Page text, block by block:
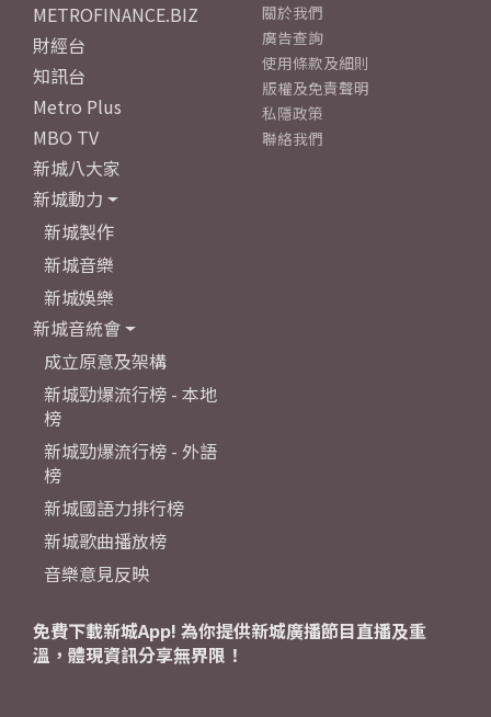
METROFINANCE.BIZ
財經台
知訊台
Metro Plus
MBO TV
新城八大家
新城動力
新城製作
新城音樂
新城娛樂
新城音統會
成立原意及架構
新城勁爆流行榜 - 本地
榜
新城勁爆流行榜 - 外語
榜
新城國語力排行榜
新城歌曲播放榜
音樂意見反映
關於我們
廣告查詢
使用條款及細則
版權及免責聲明
私隱政策
聯絡我們
免費下載新城App! 為你提供新城廣播節目直播及重
溫，體現資訊分享無界限！